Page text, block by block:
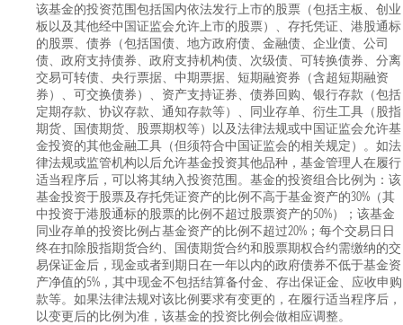
该基金的投资范围包括国内依法发行上市的股票（包括主板、创业
板以及其他经中国证监会允许上市的股票）、存托凭证、港股通标
的股票、债券（包括国债、地方政府债、金融债、企业债、公司
债、政府支持债券、政府支持机构债、次级债、可转换债券、分离
交易可转债、央行票据、中期票据、短期融资券（含超短期融资
券）、可交换债券）、资产支持证券、债券回购、银行存款（包括
定期存款、协议存款、通知存款等）、同业存单、衍生工具（股指
期货、国债期货、股票期权等）以及法律法规或中国证监会允许基
金投资的其他金融工具（但须符合中国证监会的相关规定）。如法
律法规或监管机构以后允许基金投资其他品种，基金管理人在履行
适当程序后，可以将其纳入投资范围。基金的投资组合比例为：该
基金投资于股票及存托凭证资产的比例不高于基金资产的30%（其
中投资于港股通标的股票的比例不超过股票资产的50%）；该基金
同业存单的投资比例占基金资产的比例不超过20%；每个交易日日
终在扣除股指期货合约、国债期货合约和股票期权合约需缴纳的交
易保证金后，现金或者到期日在一年以内的政府债券不低于基金资
产净值的5%，其中现金不包括结算备付金、存出保证金、应收申购
款等。如果法律法规对该比例要求有变更的，在履行适当程序后，
以变更后的比例为准，该基金的投资比例会做相应调整。